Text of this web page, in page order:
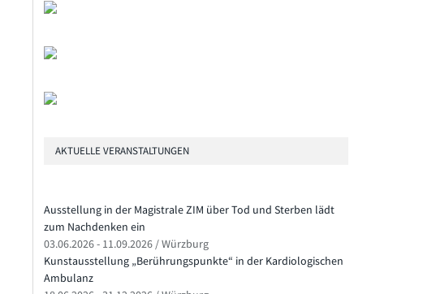
AKTUELLE VERANSTALTUNGEN
Ausstellung in der Magistrale ZIM über Tod und Sterben lädt
zum Nachdenken ein
03.06.2026 - 11.09.2026 / Würzburg
Kunstausstellung „Berührungspunkte“ in der Kardiologischen
Ambulanz